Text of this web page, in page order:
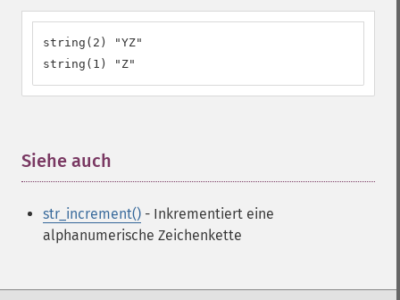
string(2) "YZ"
string(1) "Z"
Siehe auch
str_increment() - Inkrementiert eine
alphanumerische Zeichenkette